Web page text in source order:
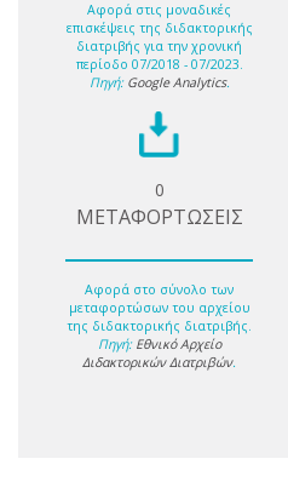
Αφορά στις μοναδικές
επισκέψεις της διδακτορικής
διατριβής για την χρονική
περίοδο 07/2018 - 07/2023.
Πηγή: Google Analytics.
0
ΜΕΤΑΦΟΡΤΩΣΕΙΣ
Αφορά στο σύνολο των
μεταφορτώσων του αρχείου
της διδακτορικής διατριβής.
Πηγή: Εθνικό Αρχείο
Διδακτορικών Διατριβών.